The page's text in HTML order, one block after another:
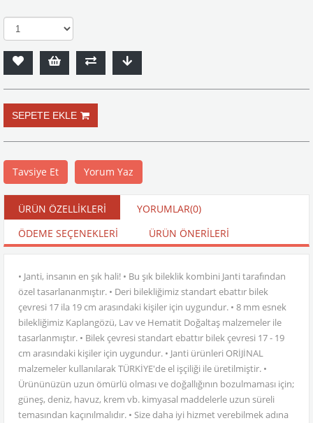
Tavsiye Et Yorum Yaz
ÜRÜN ÖZELLIKLERI YORUMLAR(0)
ÖDEME SEÇENEKLERI
ÜRÜN ÖNERILERI
• Janti, insanın en şık hali! • Bu şık bileklik kombini Janti tarafından
özel tasarlananmıştır. • Deri bilekliğimiz standart ebattır bilek
çevresi 17 ila 19 cm arasındaki kişiler için uygundur. • 8 mm esnek
bilekliğimiz Kaplangözü, Lav ve Hematit Doğaltaş malzemeler ile
tasarlanmıştır. • Bilek çevresi standart ebattır bilek çevresi 17 - 19
cm arasındaki kişiler için uygundur. • Janti ürünleri ORİJİNAL
malzemeler kullanılarak TÜRKİYE'de el işçiliği ile üretilmiştir. •
Ürününüzün uzun ömürlü olması ve doğallığının bozulmaması için;
güneş, deniz, havuz, krem vb. kimyasal maddelerle uzun süreli
temasından kaçınılmalıdır. • Size daha iyi hizmet verebilmek adına